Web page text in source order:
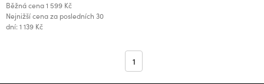
Běžná cena1 599 Kč
Nejnižší cena za posledních 30
dní: 1 139 Kč
1